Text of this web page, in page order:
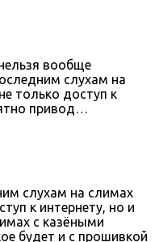
вообще
слухам на
только доступ к
привод…
слухам на слимах
к интернету, но и
с казёными
будет и с прошивкой